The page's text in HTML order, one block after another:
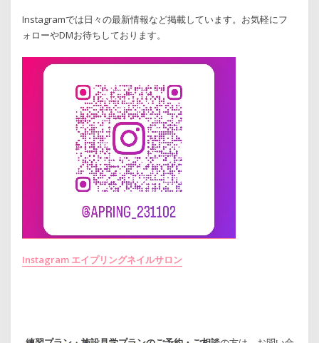
Instagramでは日々の最新情報など掲載しています。お気軽にフ
ォローやDMお待ちしております。
Instagram エイプリングネイルサロン